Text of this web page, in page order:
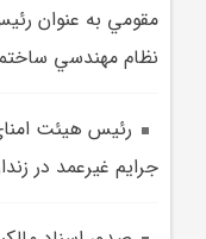
مقومي به عنوان
نظام مهندسي
جرايم غيرعمد در